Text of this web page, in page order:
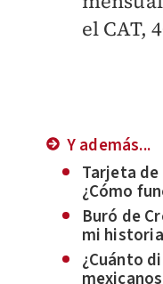
el CAT,
Y además...
Tarjeta de
¿Cómo
lista de
Buró de
mi
reporte?
¿Cuánto